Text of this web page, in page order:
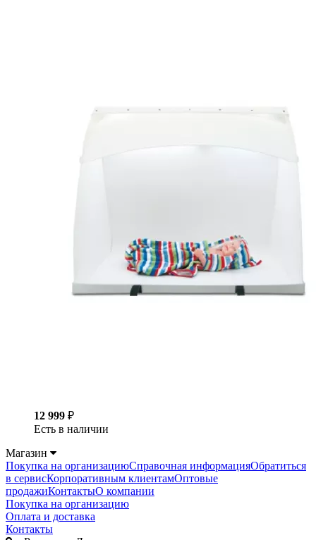
12 999 ₽
Есть в наличии
Магазин
Покупка на организациюСправочная информацияОбратиться
в сервисКорпоративным клиентамОптовые
продажиКонтактыО компании
Покупка на организацию
Оплата и доставка
Контакты